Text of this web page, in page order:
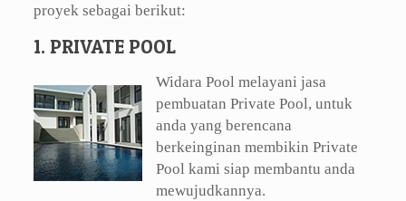
proyek sebagai berikut:
1. PRIVATE POOL
Widara Pool melayani jasa
pembuatan Private Pool, untuk
anda yang berencana
berkeinginan membikin Private
Pool kami siap membantu anda
mewujudkannya.